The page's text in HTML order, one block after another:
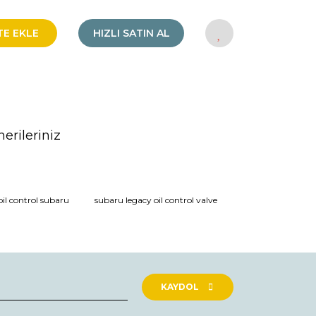
EKLE HIZLI SATIN AL
tarafımıza iletebilirsiniz.
control subaru
subaru legacy oil control valve
KAYDOL